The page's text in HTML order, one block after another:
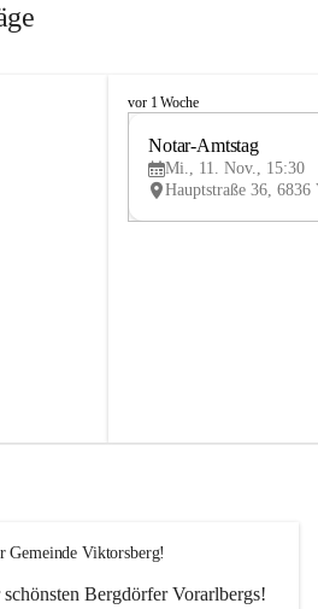
V
vor 1 Woche
Notar-Amtstag
Mi., 11. Nov., 15:30
Viktorsberg!
Bergdörfer Vorarlbergs!